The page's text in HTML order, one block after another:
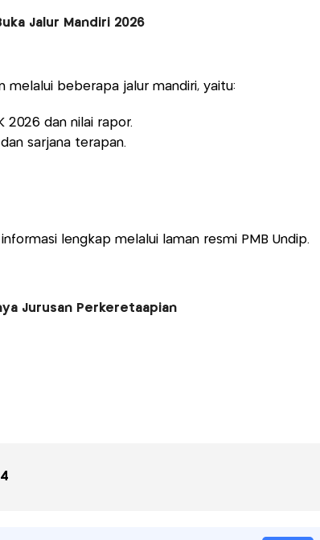
Jalur Mandiri 2026
melalui beberapa jalur mandiri, yaitu:
2026 dan nilai rapor.
sarjana terapan.
lengkap melalui laman resmi PMB Undip.
Jurusan Perkeretaapian
4